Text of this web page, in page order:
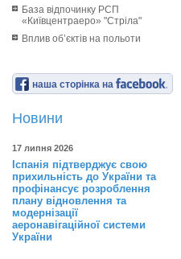
База відпочинку РСП
«Київцентраеро» "Стріла"
Вплив об’єктів на польоти
наша сторінка на
Новини
17 липня 2026
Іспанія підтверджує свою
прихильність до України та
профінансує розроблення
плану відновлення та
модернізації
аеронавігаційної системи
України